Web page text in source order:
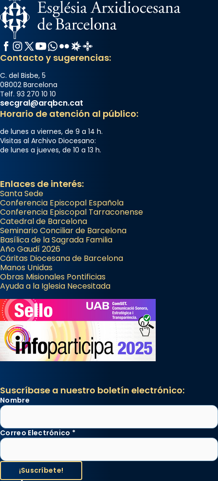
Facebook
Instagram
X / Twitter
YouTube
WhatsApp
FlickrRadio Estel
Catalunya Cristiana
Contacto y sugerencias:
C. del Bisbe, 5
08002 Barcelona
Telf. 93 270 10 10
secgral@arqbcn.cat
Horario de atención al público:
de lunes a viernes, de 9 a 14 h.
Visitas al Archivo Diocesano:
de lunes a jueves, de 10 a 13 h.
Enlaces de interés:
Santa Sede
Conferencia Episcopal Española
Conferencia Episcopal Tarraconense
Catedral de Barcelona
Seminario Conciliar de Barcelona
Basílica de la Sagrada Familia
Año Gaudí 2026
Cáritas Diocesana de Barcelona
Manos Unidas
Obras Misionales Pontificias
Ayuda a la Iglesia Necesitada
Suscríbase a nuestro boletín electrónico:
Nombre
Correo Electrónico *